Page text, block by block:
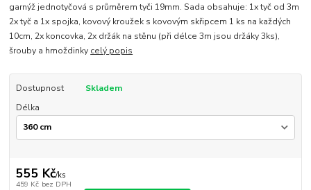
garnýž jednotyčová s průměrem tyči 19mm. Sada obsahuje: 1x tyč od 3m
2x tyč a 1x spojka, kovový kroužek s kovovým skřipcem 1 ks na každých
10cm, 2x koncovka, 2x držák na stěnu (při délce 3m jsou držáky 3ks),
šrouby a hmoždinky celý popis
Dostupnost
Skladem
Délka
555 Kč/ks
459 Kč bez DPH